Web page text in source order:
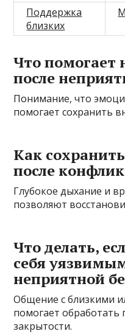
Поддержка
близких
Что помогает
после
Понимание, что
помогает сохранить
Как
после
Глубокое дыхание и
позволяют
Что делать,
себя
неприятной
Общение с близкими
помогает
закрытости.